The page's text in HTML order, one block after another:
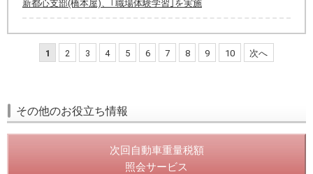
新都心支部(橋本屋)、｢職場体験学習｣を実施
1 2 3 4 5 6 7 8 9 10 次へ
その他のお役立ち情報
次回自動車重量税額
照会サービス